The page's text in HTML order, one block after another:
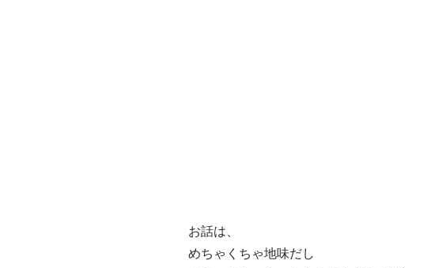
お話は、
めちゃくちゃ地味だし